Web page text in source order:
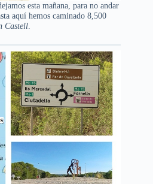
esta mañana, para no andar
aquí hemos caminado 8,500
Castell.